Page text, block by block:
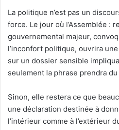
La politique n’est pas un
force. Le jour où l’Assemblée :
gouvernemental majeur,
l’inconfort politique, ouvrira
sur un dossier sensible
seulement la phrase prendra
Sinon, elle restera ce que
une déclaration destinée à
l’intérieur comme à l’extérieur